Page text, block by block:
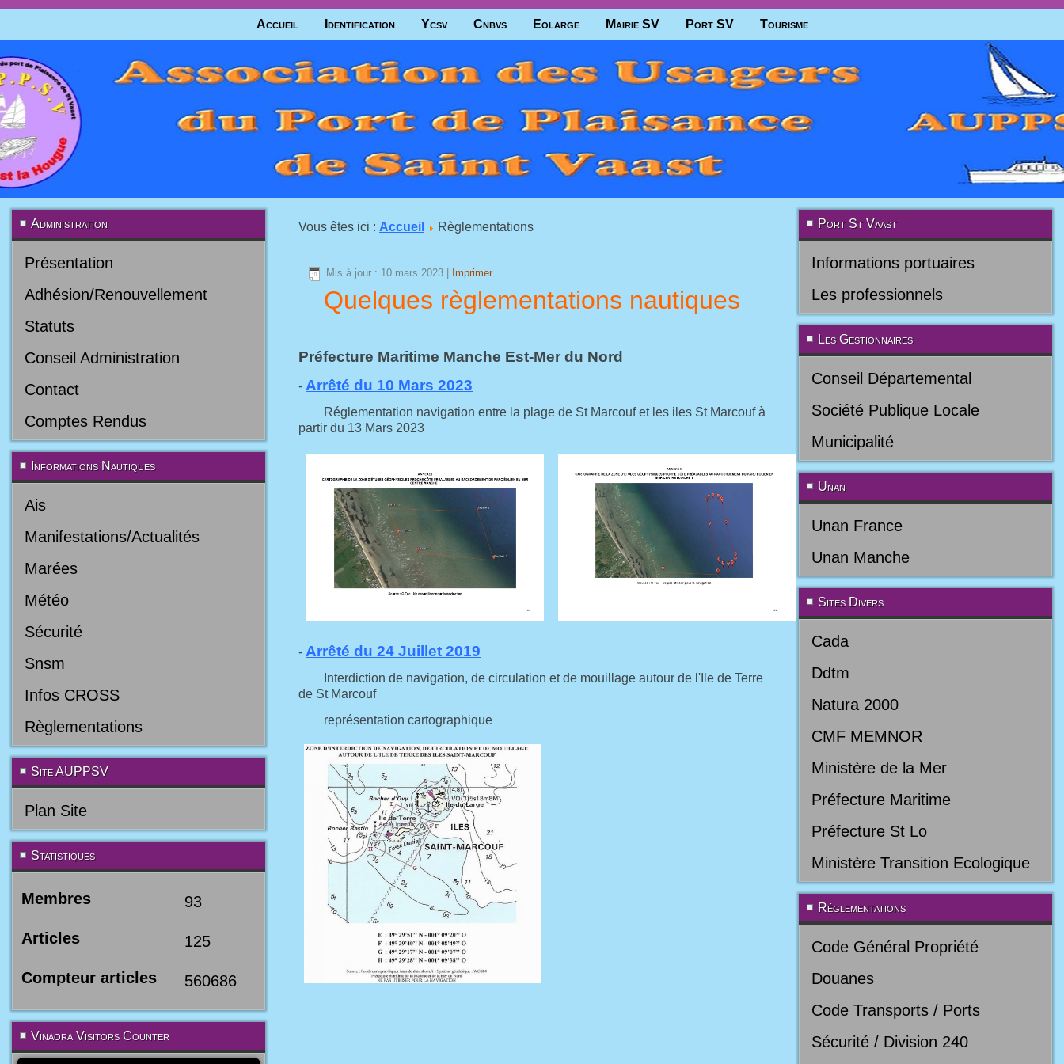
Accueil Identification Ycsv Cnbvs Eolarge Mairie SV Port SV Tourisme
Administration
Présentation
Adhésion/Renouvellement
Statuts
Conseil Administration
Contact
Comptes Rendus
Informations Nautiques
Ais
Manifestations/Actualités
Marées
Météo
Sécurité
Snsm
Infos CROSS
Règlementations
Site AUPPSV
Plan Site
Statistiques
Membres 93
Articles 125
Compteur articles 560686
Vinaora Visitors Counter
Vous êtes ici : Accueil Règlementations
Mis à jour : 10 mars 2023 Imprimer
Quelques règlementations nautiques
Préfecture Maritime Manche Est-Mer du Nord
- Arrêté du 10 Mars 2023
Réglementation navigation entre la plage de St Marcouf et les iles St Marcouf à
partir du 13 Mars 2023
- Arrêté du 24 Juillet 2019
Interdiction de navigation, de circulation et de mouillage autour de l'Ile de Terre
de St Marcouf
représentation cartographique
Port St Vaast
Informations portuaires
Les professionnels
Les Gestionnaires
Conseil Départemental
Société Publique Locale
Municipalité
Unan
Unan France
Unan Manche
Sites Divers
Cada
Ddtm
Natura 2000
CMF MEMNOR
Ministère de la Mer
Préfecture Maritime
Préfecture St Lo
Ministère Transition Ecologique
Réglementations
Code Général Propriété
Douanes
Code Transports / Ports
Sécurité / Division 240